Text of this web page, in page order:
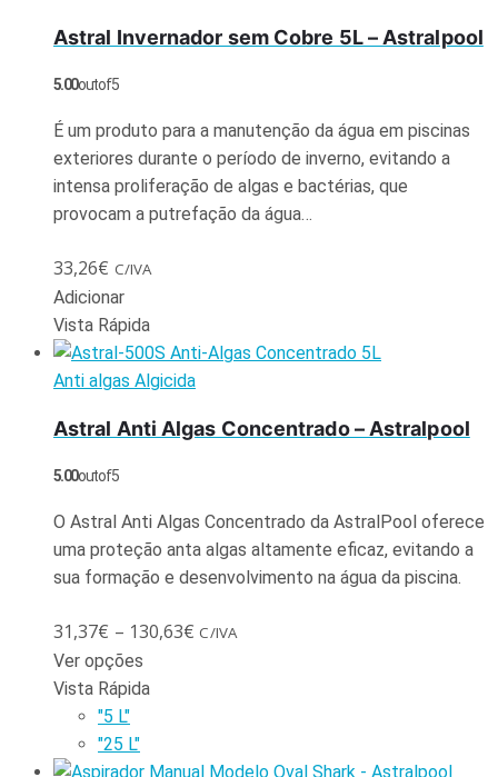
Astral Invernador sem Cobre 5L – Astralpool
5.00out of 5
É um produto para a manutenção da água em piscinas
exteriores durante o período de inverno, evitando a
intensa proliferação de algas e bactérias, que
provocam a putrefação da água…
33,26€ C/IVA
Adicionar
Vista Rápida
Anti algas Algicida
Astral Anti Algas Concentrado – Astralpool
5.00out of 5
O Astral Anti Algas Concentrado da AstralPool oferece
uma proteção anta algas altamente eficaz, evitando a
sua formação e desenvolvimento na água da piscina.
31,37€ – 130,63€ C/IVA
Ver opções
Vista Rápida
"5 L"
"25 L"